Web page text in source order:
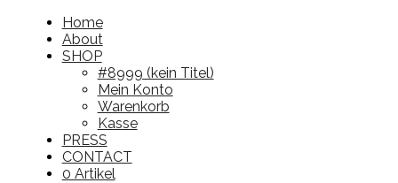
Home
About
SHOP
#8999 (kein Titel)
Mein Konto
Warenkorb
Kasse
PRESS
CONTACT
0 Artikel